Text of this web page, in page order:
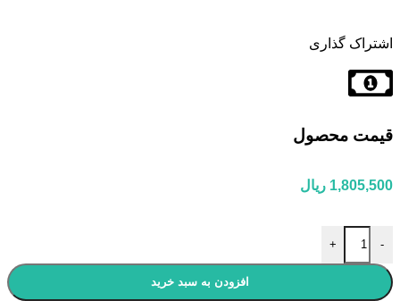
اشتراک گذاری
قیمت محصول
1,805,500 ریال
-
+
افزودن به سبد خرید